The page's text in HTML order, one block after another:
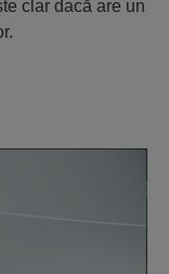
clar dacă are un